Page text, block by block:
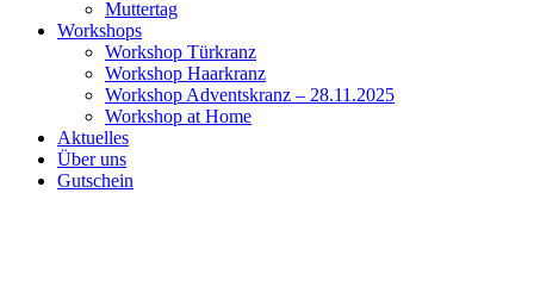
Muttertag
Workshops
Workshop Türkranz
Workshop Haarkranz
Workshop Adventskranz – 28.11.2025
Workshop at Home
Aktuelles
Über uns
Gutschein